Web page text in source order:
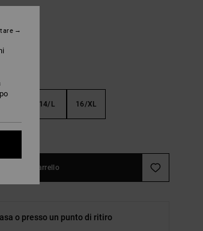
14/L 16/XL
taglie
al carrello
o presso un punto di ritiro